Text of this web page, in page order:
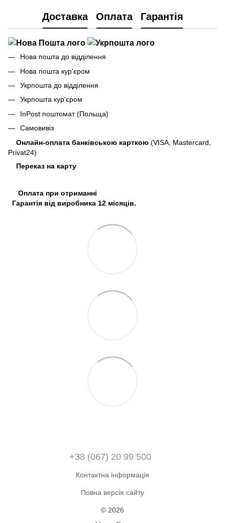
Доставка Оплата Гарантія
Нова пошта до відділення
Нова пошта кур'єром
Укрпошта до відділення
Укрпошта кур'єром
InPost поштомат (Польща)
Самовивіз
Онлайн-оплата банківською карткою (VISA, Mastercard,
Privat24)
Переказ на карту
Оплата при отриманні
Гарантія від виробника 12 місяців.
+38 (067) 20 99 500
Контактна інформація
Повна версія сайту
© 2026